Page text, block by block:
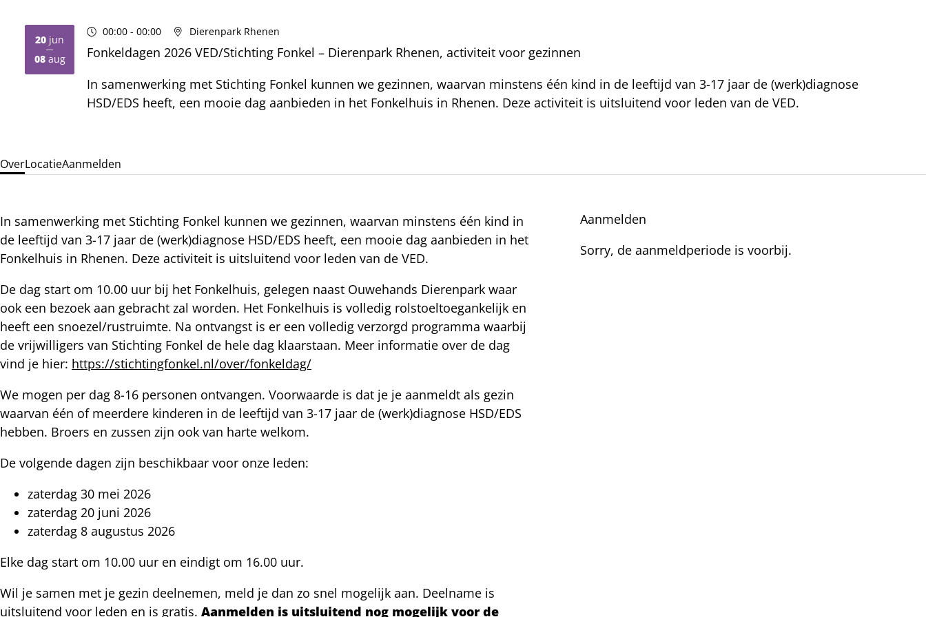
20 jun
2026
08aug
2026
00:00 - 00:00 Dierenpark Rhenen
Fonkeldagen 2026 VED/Stichting Fonkel – Dierenpark Rhenen, activiteit voor gezinnen
In samenwerking met Stichting Fonkel kunnen we gezinnen, waarvan minstens één kind in de leeftijd van 3-17 jaar de (werk)diagnose
HSD/EDS heeft, een mooie dag aanbieden in het Fonkelhuis in Rhenen. Deze activiteit is uitsluitend voor leden van de VED.
OverLocatieAanmelden
In samenwerking met Stichting Fonkel kunnen we gezinnen, waarvan minstens één kind in
de leeftijd van 3-17 jaar de (werk)diagnose HSD/EDS heeft, een mooie dag aanbieden in het
Fonkelhuis in Rhenen. Deze activiteit is uitsluitend voor leden van de VED.
De dag start om 10.00 uur bij het Fonkelhuis, gelegen naast Ouwehands Dierenpark waar
ook een bezoek aan gebracht zal worden. Het Fonkelhuis is volledig rolstoeltoegankelijk en
heeft een snoezel/rustruimte. Na ontvangst is er een volledig verzorgd programma waarbij
de vrijwilligers van Stichting Fonkel de hele dag klaarstaan. Meer informatie over de dag
vind je hier: https://stichtingfonkel.nl/over/fonkeldag/
We mogen per dag 8-16 personen ontvangen. Voorwaarde is dat je je aanmeldt als gezin
waarvan één of meerdere kinderen in de leeftijd van 3-17 jaar de (werk)diagnose HSD/EDS
hebben. Broers en zussen zijn ook van harte welkom.
De volgende dagen zijn beschikbaar voor onze leden:
zaterdag 30 mei 2026
zaterdag 20 juni 2026
zaterdag 8 augustus 2026
Elke dag start om 10.00 uur en eindigt om 16.00 uur.
Wil je samen met je gezin deelnemen, meld je dan zo snel mogelijk aan. Deelname is
uitsluitend voor leden en is gratis. Aanmelden is uitsluitend nog mogelijk voor de
Aanmelden
Sorry, de aanmeldperiode is voorbij.